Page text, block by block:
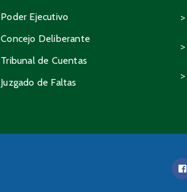
Poder Ejecutivo
Concejo Deliberante
Tribunal de Cuentas
Juzgado de Faltas
>
>
>